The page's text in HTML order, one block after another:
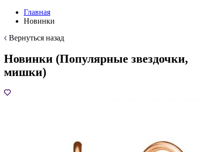
Главная
Новинки
Вернуться назад
Новинки (Популярные звездочки,
мишки)